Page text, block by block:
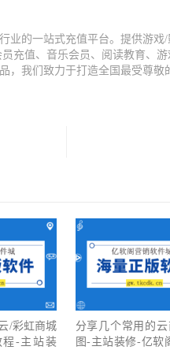
业的一站式充值平台。提供游
充值、音乐会员、阅读教育、
，我们致力于打造全国最受尊
/彩虹商城
程-主站装
分享几个常用的
图-主站装修-亿软